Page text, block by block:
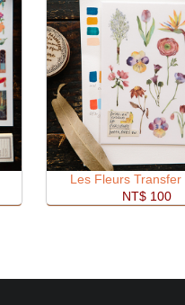
Les Fleurs Transfer
NT$ 100